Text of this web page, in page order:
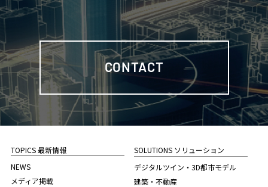
CONTACT
TOPICS 最新情報
NEWS
メディア掲載
SOLUTIONS ソリューション
デジタルツイン・3D都市モデル
建築・不動産